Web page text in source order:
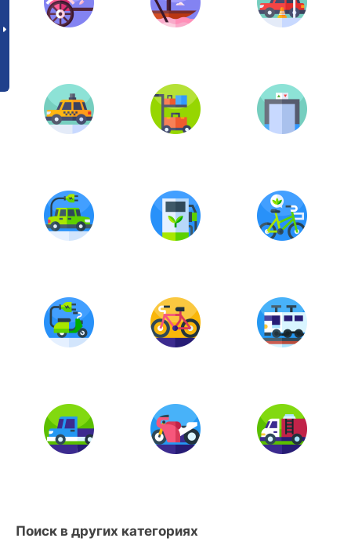
Поиск в других категориях